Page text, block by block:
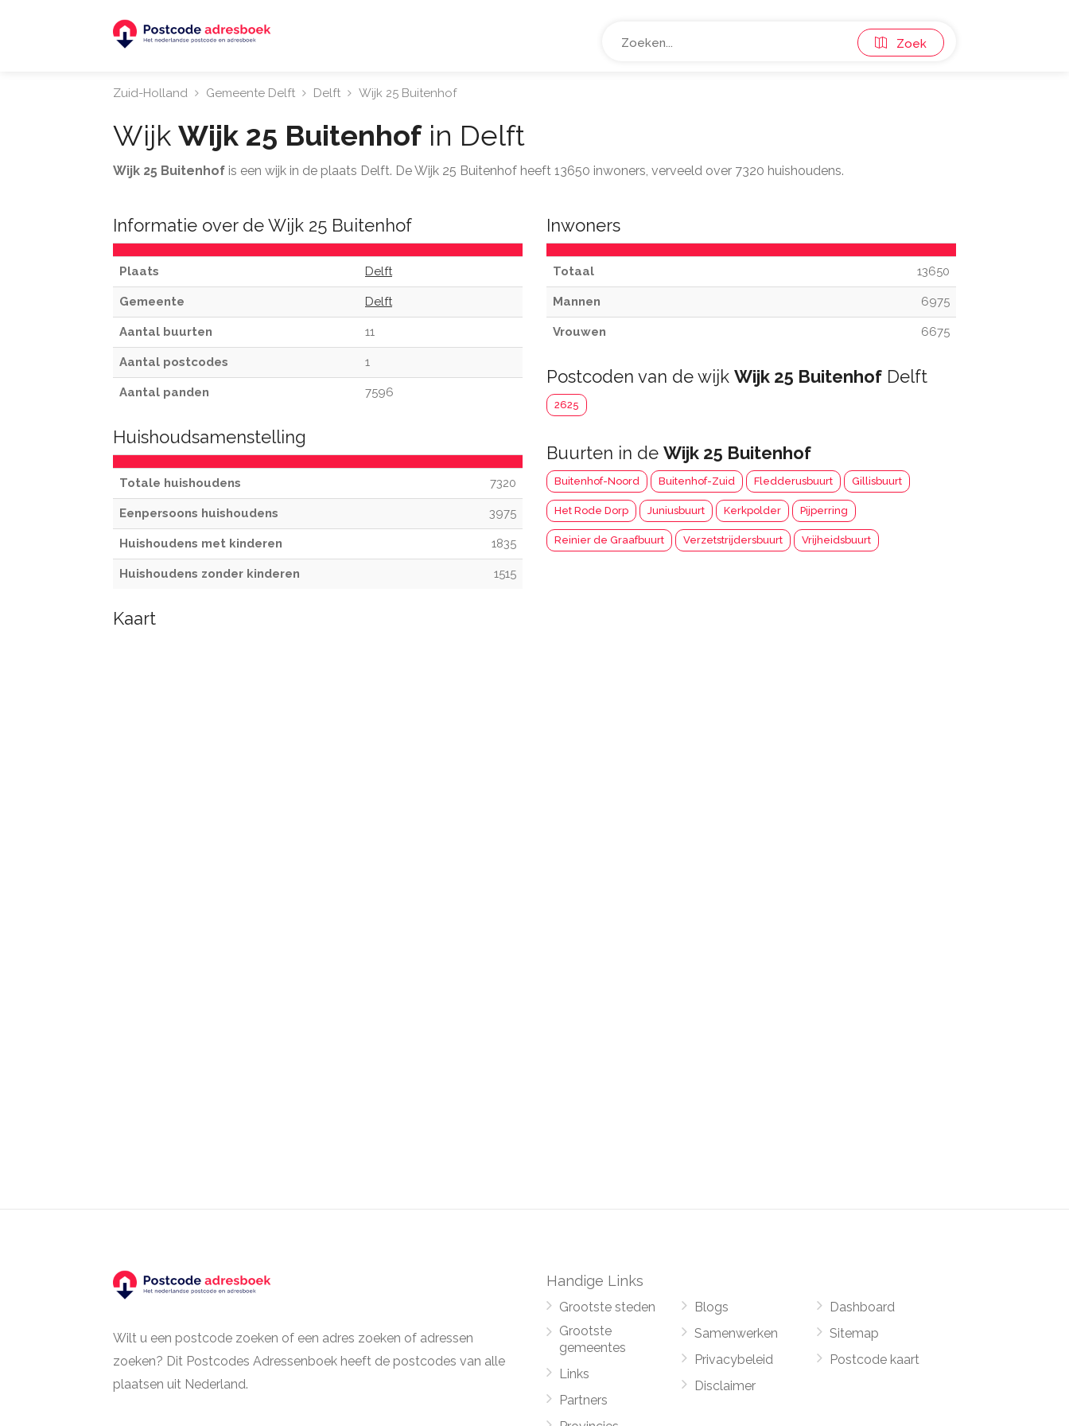
Zoek
Zuid-Holland Gemeente Delft Delft Wijk 25 Buitenhof
Wijk Wijk 25 Buitenhofin Delft
Wijk 25 Buitenhof is een wijk in de plaats Delft. De Wijk 25 Buitenhof heeft 13650 inwoners, verveeld over 7320 huishoudens.
Informatie over de Wijk 25 Buitenhof
Plaats Delft
Gemeente Delft
Aantal buurten 11
Aantal postcodes 1
Aantal panden 7596
Huishoudsamenstelling
Totale huishoudens 7320
Eenpersoons huishoudens 3975
Huishoudens met kinderen 1835
Huishoudens zonder kinderen 1515
Kaart
Inwoners
Totaal 13650
Mannen 6975
Vrouwen 6675
Postcoden van de wijk Wijk 25 Buitenhof Delft
2625
Buurten in de Wijk 25 Buitenhof
Buitenhof-Noord Buitenhof-Zuid Fledderusbuurt Gillisbuurt
Het Rode Dorp Juniusbuurt Kerkpolder Pijperring
Reinier de Graafbuurt Verzetstrijdersbuurt Vrijheidsbuurt
Wilt u een postcode zoeken of een adres zoeken of adressen
zoeken? Dit Postcodes Adressenboek heeft de postcodes van alle
plaatsen uit Nederland.
Handige Links
Grootste steden
Grootste
gemeentes
Links
Partners
Blogs
Samenwerken
Privacybeleid
Disclaimer
Dashboard
Sitemap
Postcode kaart